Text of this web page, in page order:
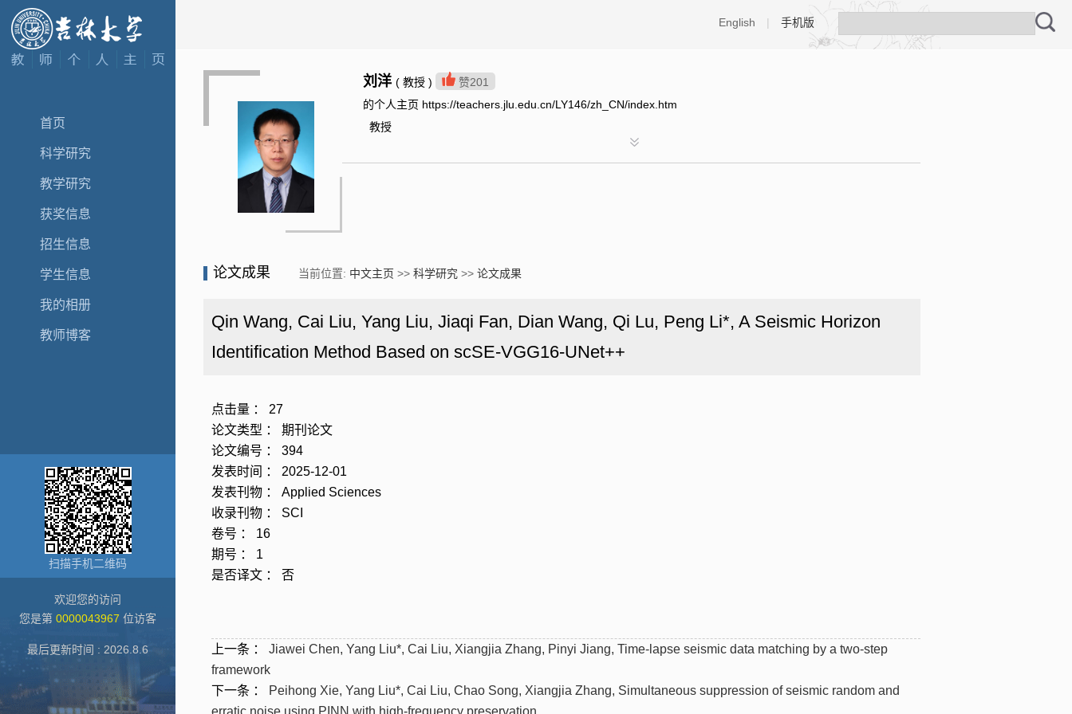
首页
科学研究
教学研究
获奖信息
招生信息
学生信息
我的相册
教师博客
扫描手机二维码
欢迎您的访问
您是第 0000043967 位访客
最后更新时间 : 2026 8 6
English | 手机版
刘洋 ( 教授 ) 赞201
的个人主页 https://teachers.jlu.edu.cn/LY146/zh_CN/index.htm
教授
论文成果 当前位置: 中文主页 >> 科学研究 >> 论文成果
Qin Wang, Cai Liu, Yang Liu, Jiaqi Fan, Dian Wang, Qi Lu, Peng Li*, A Seismic Horizon
Identification Method Based on scSE-VGG16-UNet++
点击量 ： 27
论文类型 ： 期刊论文
论文编号 ： 394
发表时间 ： 2025-12-01
发表刊物 ： Applied Sciences
收录刊物 ： SCI
卷号 ： 16
期号 ： 1
是否译文 ： 否
上一条 ： Jiawei Chen, Yang Liu*, Cai Liu, Xiangjia Zhang, Pinyi Jiang, Time-lapse seismic data matching by a two-step
framework
下一条 ：
Peihong Xie, Yang Liu*, Cai Liu, Chao Song, Xiangjia Zhang, Simultaneous suppression of seismic random and
erratic noise using PINN with high-frequency preservation